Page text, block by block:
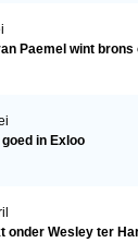
Paemel wint brons
in Exloo
onder Wesley ter